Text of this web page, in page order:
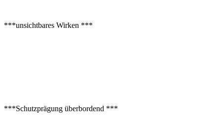
***unsichtbares Wirken ***
***Schutzprägung überbordend ***